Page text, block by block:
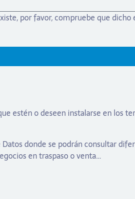
por favor, compruebe que
estén o deseen instalarse en los
donde se podrán consultar
en traspaso o venta…